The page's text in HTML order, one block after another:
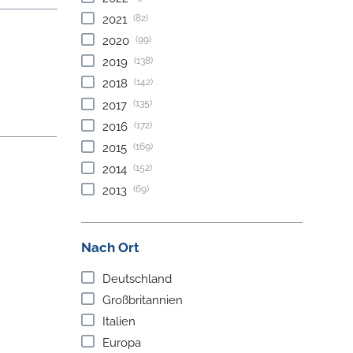
2021 (82)
2020 (99)
2019 (138)
2018 (142)
2017 (135)
2016 (172)
2015 (169)
2014 (152)
2013 (69)
Nach Ort
Deutschland
Großbritannien
Italien
Europa